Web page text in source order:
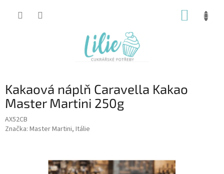
Kakaová náplň Caravella Kakao
Master Martini 250g
AX52CB
Značka: Master Martini, Itálie